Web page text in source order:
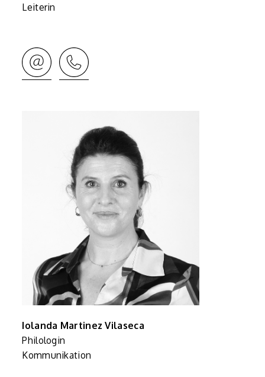
Leiterin
Iolanda Martinez Vilaseca
Philologin
Kommunikation